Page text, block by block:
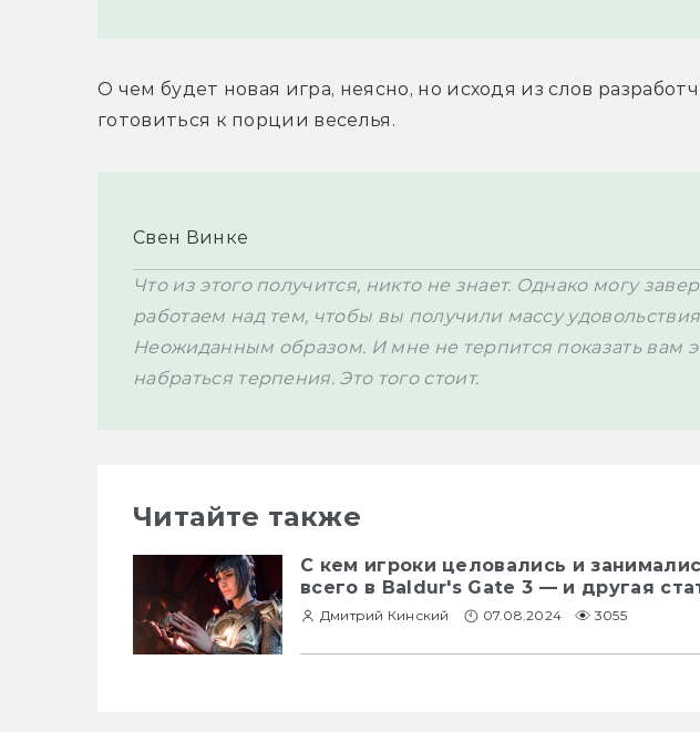
О чем будет новая игра, неясно, но исходя из слов
готовиться к порции веселья.
Свен Винке
Что из этого получится, никто не знает. Однако могу
работаем над тем, чтобы вы получили массу
Неожиданным образом. И мне не терпится показать вам
набраться терпения. Это того стоит.
Читайте также
С кем игроки целовались и
всего в Baldur's Gate 3 — и другая
Дмитрий Кинский 07.08.2024 3055